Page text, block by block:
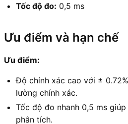
Tốc độ đo: 0,5 ms
Ưu điểm và hạn chế
Ưu điểm:
Độ chính xác cao với ±
lường chính xác.
Tốc độ đo nhanh 0,5 ms
phân tích.